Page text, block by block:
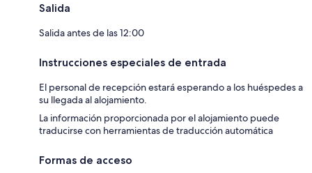
Salida
Salida antes de las 12:00
Instrucciones especiales de entrada
El personal de recepción estará esperando a los huéspedes a
su llegada al alojamiento.
La información proporcionada por el alojamiento puede
traducirse con herramientas de traducción automática
Formas de acceso